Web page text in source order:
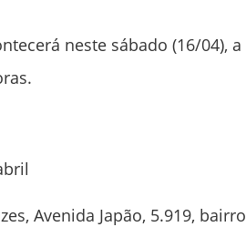
neste sábado (16/04), a
Avenida Japão, 5.919, bairro